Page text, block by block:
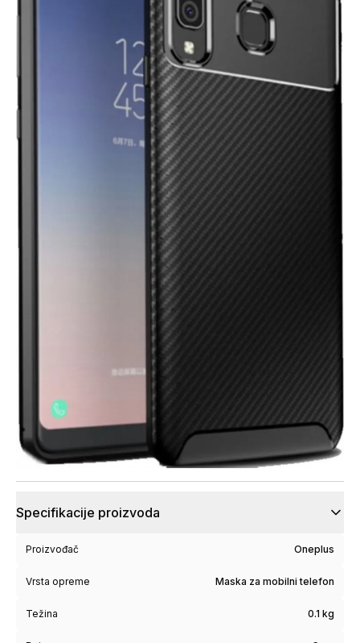
Specifikacije proizvoda
Proizvođač Oneplus
Vrsta opreme Maska za mobilni telefon
Težina 0.1 kg